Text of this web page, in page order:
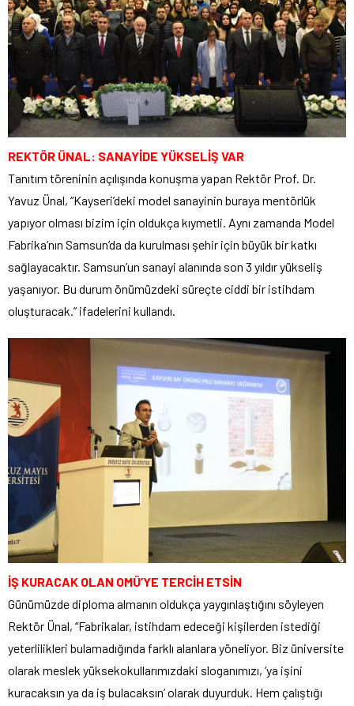
REKTÖR ÜNAL: SANAYİDE YÜKSELİŞ VAR
Tanıtım töreninin açılışında konuşma yapan Rektör Prof. Dr.
Yavuz Ünal, “Kayseri’deki model sanayinin buraya mentörlük
yapıyor olması bizim için oldukça kıymetli. Aynı zamanda Model
Fabrika’nın Samsun’da da kurulması şehir için büyük bir katkı
sağlayacaktır. Samsun’un sanayi alanında son 3 yıldır yükseliş
yaşanıyor. Bu durum önümüzdeki süreçte ciddi bir istihdam
oluşturacak.” ifadelerini kullandı.
İŞ KURACAK OLAN OMÜ’YE TERCİH ETSİN
Günümüzde diploma almanın oldukça yaygınlaştığını söyleyen
Rektör Ünal, “Fabrikalar, istihdam edeceği kişilerden istediği
yeterlilikleri bulamadığında farklı alanlara yöneliyor. Biz üniversite
olarak meslek yüksekokullarımızdaki sloganımızı, ‘ya işini
kuracaksın ya da iş bulacaksın’ olarak duyurduk. Hem çalıştığı